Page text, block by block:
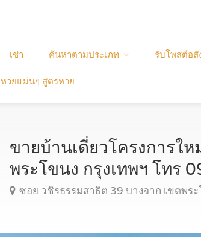
เช่า ค้นหาตามประเภท รับโพสต์อสั
วยแม่นๆ สูตรหวย
ขายบ้านเดี่ยวโครงการใ
พระโขนง กรุงเทพฯ โทร
ซอย วชิรธรรมสาธิต 39 บางจาก เขตพร